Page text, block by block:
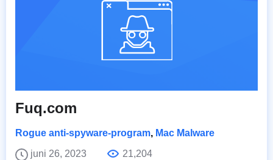
Fuq.com
Rogue anti-spyware-program, Mac Malware
juni 26, 2023
21,204